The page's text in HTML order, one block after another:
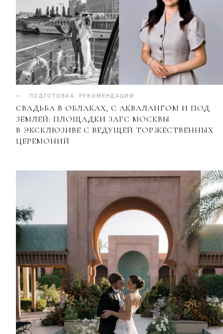
ПОДГОТОВКА. РЕКОМЕНДАЦИИ
СВАДЬБА В ОБЛАКАХ, С АКВАЛАНГОМ И ПОД
ЗЕМЛЕЙ: ПЛОЩАДКИ ЗАГС МОСКВЫ
В ЭКСКЛЮЗИВЕ С ВЕДУЩЕЙ ТОРЖЕСТВЕННЫХ
ЦЕРЕМОНИЙ